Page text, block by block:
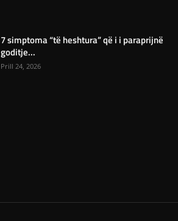
7 simptoma “të heshtura” që i i paraprijnë
goditje...
Prill 24, 2026